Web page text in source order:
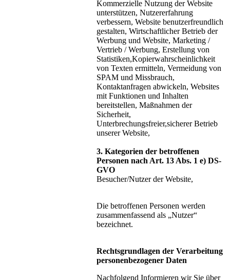
Kommerzielle Nutzung der Website
unterstützen, Nutzererfahrung
verbessern, Website benutzerfreundlich
gestalten, Wirtschaftlicher Betrieb der
Werbung und Website, Marketing /
Vertrieb / Werbung, Erstellung von
Statistiken,Kopierwahrscheinlichkeit
von Texten ermitteln, Vermeidung von
SPAM und Missbrauch,
Kontaktanfragen abwickeln, Websites
mit Funktionen und Inhalten
bereitstellen, Maßnahmen der
Sicherheit,
Unterbrechungsfreier,sicherer Betrieb
unserer Website,
3. Kategorien der betroffenen
Personen nach Art. 13 Abs. 1 e) DS-
GVO
Besucher/Nutzer der Website,
Die betroffenen Personen werden
zusammenfassend als „Nutzer“
bezeichnet.
Rechtsgrundlagen der Verarbeitung
personenbezogener Daten
Nachfolgend Informieren wir Sie über